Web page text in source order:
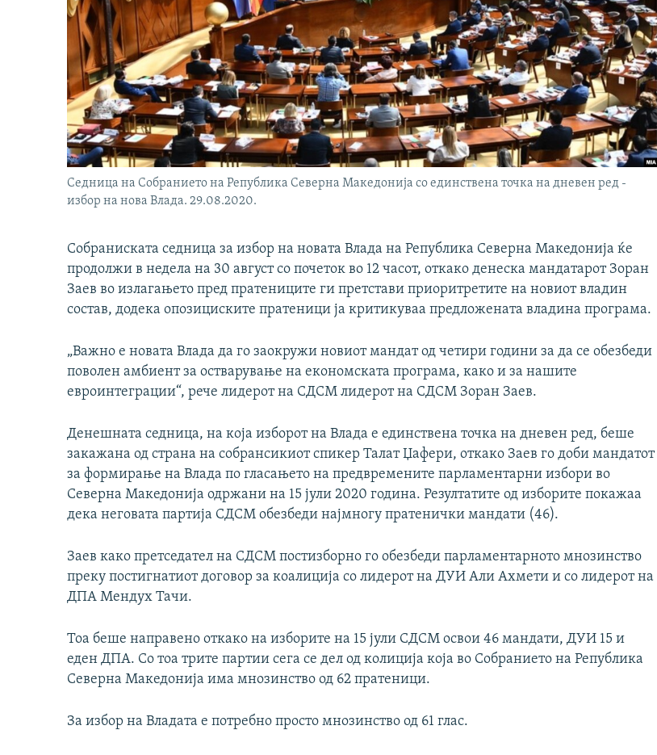
Седница на Собранието на Република Северна Македонија со единствена точка на дневен ред -
избор на нова Влада. 29.08.2020.
Собраниската седница за избор на новата Влада на Република Северна Македонија ќе
продолжи в недела на 30 август со почеток во 12 часот, откако денеска мандатарот Зоран
Заев во излагањето пред пратениците ги претстави приоритретите на новиот владин
состав, додека опозициските пратеници ја критикуваа предложената владина програма.
„Важно е новата Влада да го заокружи новиот мандат од четири години за да се обезбеди
поволен амбиент за остварување на економската програма, како и за нашите
евроинтеграции“, рече лидерот на СДСМ лидерот на СДСМ Зоран Заев.
Денешната седница, на која изборот на Влада е единствена точка на дневен ред, беше
закажана од страна на собрансикиот спикер Талат Џафери, откако Заев го доби мандатот
за формирање на Влада по гласањето на предвремените парламентарни избори во
Северна Македонија одржани на 15 јули 2020 година. Резултатите од изборите покажаа
дека неговата партија СДСМ обезбеди најмногу пратенички мандати (46).
Заев како претседател на СДСМ постизборно го обезбеди парламентарното мнозинство
преку постигнатиот договор за коалиција со лидерот на ДУИ Али Ахмети и со лидерот на
ДПА Мендух Тачи.
Тоа беше направено откако на изборите на 15 јули СДСМ освои 46 мандати, ДУИ 15 и
еден ДПА. Со тоа трите партии сега се дел од колиција која во Собранието на Република
Северна Македонија има мнозинство од 62 пратеници.
За избор на Владата е потребно просто мнозинство од 61 глас.